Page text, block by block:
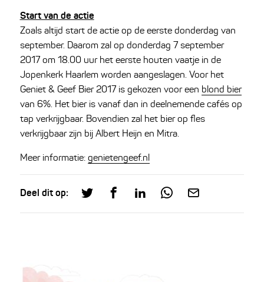
Start van de actie
Zoals altijd start de actie op de eerste donderdag van
september. Daarom zal op donderdag 7 september
2017 om 18.00 uur het eerste houten vaatje in de
Jopenkerk Haarlem worden aangeslagen. Voor het
Geniet & Geef Bier 2017 is gekozen voor een blond bier
van 6%. Het bier is vanaf dan in deelnemende cafés op
tap verkrijgbaar. Bovendien zal het bier op fles
verkrijgbaar zijn bij Albert Heijn en Mitra.
Meer informatie: genietengeef.nl
Deel dit op: